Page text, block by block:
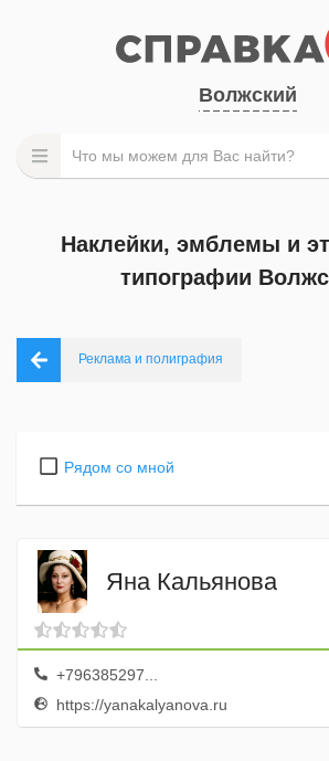
Волжский
Наклейки, эмблемы и
типографии
Реклама и полиграфия
Рядом со мной
Яна Кальянова
+796385297...
https://yanakalyanova.ru